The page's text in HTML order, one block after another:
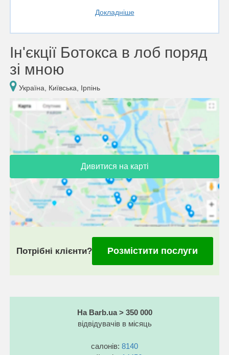
Докладніше
Ін'єкції Ботокса в лоб поряд
зі мною
Україна, Київська, Ірпінь
Дивитися на карті
Потрібні клієнти? Розмістити послуги
На Barb.ua > 350 000
відвідувачів в місяць
салонів: 8140